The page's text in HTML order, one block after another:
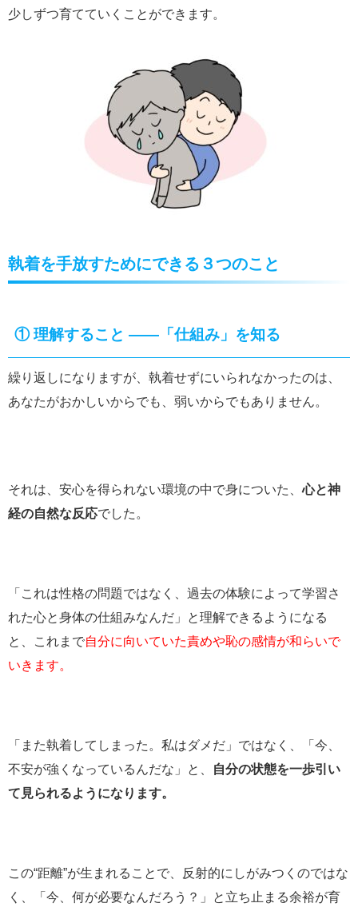
少しずつ育てていくことができます。
執着を手放すためにできる３つのこと
①理解すること ――「仕組み」を知る
繰り返しになりますが、執着せずにいられなかったのは、
あなたがおかしいからでも、弱いからでもありません。
それは、安心を得られない環境の中で身についた、心と神
経の自然な反応でした。
「これは性格の問題ではなく、過去の体験によって学習さ
れた心と身体の仕組みなんだ」と理解できるようになる
と、これまで自分に向いていた責めや恥の感情が和らいで
いきます。
「また執着してしまった。私はダメだ」ではなく、「今、
不安が強くなっているんだな」と、
自分の状態を一歩引い
て見られるようになります。
この“距離”が生まれることで、反射的にしがみつくのではな
く、「今、何が必要なんだろう？」と立ち止まる余裕が育